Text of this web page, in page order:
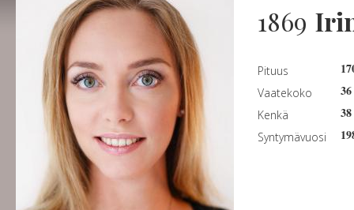
1869
Pituus
Vaatekoko 36
Kenkä 38
Syntymävuosi